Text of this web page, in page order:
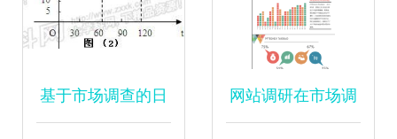
基于市场调查的日 网站调研在市场调